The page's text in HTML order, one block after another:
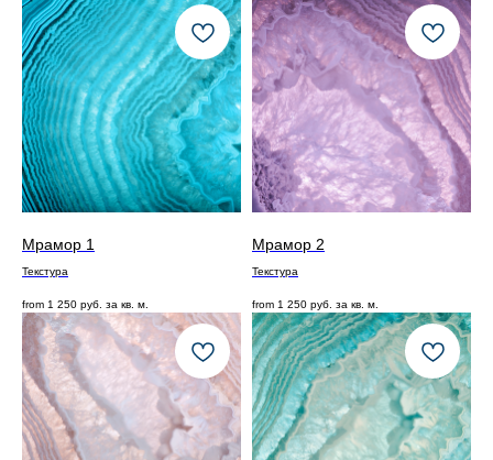
Мрамор 1
Текстура
from 1 250 руб. за кв. м.
Мрамор 2
Текстура
from 1 250 руб. за кв. м.